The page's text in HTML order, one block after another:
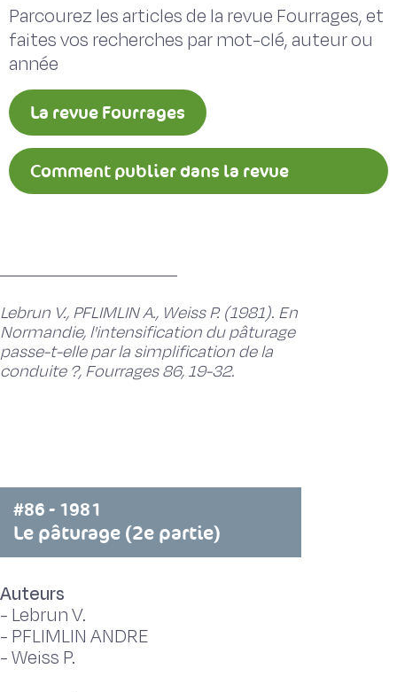
Parcourez les articles de la revue Fourrages, et
faites vos recherches par mot-clé, auteur ou
année
La revue Fourrages
Comment publier dans la revue
Lebrun V., PFLIMLIN A., Weiss P. (1981). En
Normandie, l'intensification du pâturage
passe-t-elle par la simplification de la
conduite ?, Fourrages 86, 19-32.
#86 - 1981
Le pâturage (2e partie)
Auteurs
- Lebrun V.
- PFLIMLIN ANDRE
-Weiss P.